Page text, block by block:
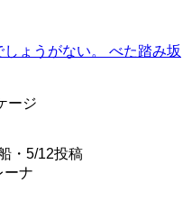
ょうがない。 べた踏み坂
ージ
・5/12投稿
ーナ